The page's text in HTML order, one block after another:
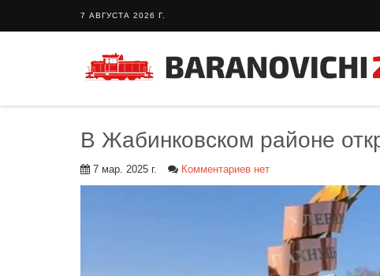
7 АВГУСТА 2026 Г.
В Жабинковском районе
7 мар. 2025 г. Комментариев нет